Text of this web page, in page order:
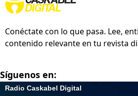
Conéctate con lo que pasa. Lee,
contenido relevante en tu revista
Síguenos en: